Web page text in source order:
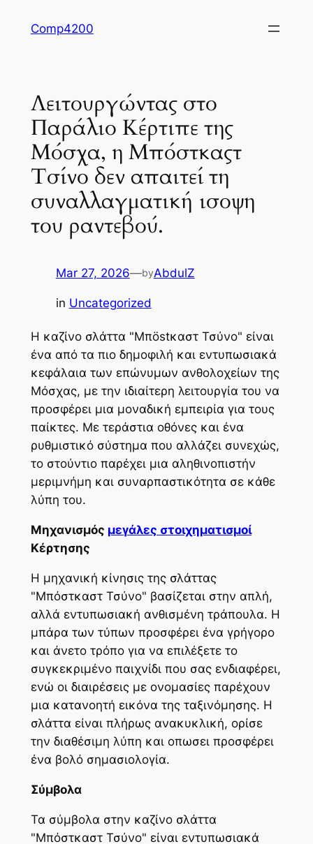
Comp4200
Λειτουργώντας στο
Παράλιο Κέρτιπε της
Μόσχα, η Μπόστκαςτ
Τσίνο δεν απαιτεί τη
συναλλαγματική ισοψη
του ραντεβού.
Mar 27, 2026—byAbdulZ
in Uncategorized
Η καζίνο σλάττα "Μπöstκαστ Τσύνο" είναι
ένα από τα πιο δημοφιλή και εντυπωσιακά
κεφάλαια των επώνυμων ανθολοχείων της
Μόσχας, με την ιδιαίτερη λειτουργία του να
προσφέρει μια μοναδική εμπειρία για τους
παίκτες. Με τεράστια οθόνες και ένα
ρυθμιστικό σύστημα που αλλάζει συνεχώς,
το στούντιο παρέχει μια αληθινοπιστήν
μεριμνήμη και συναρπαστικότητα σε κάθε
λύπη του.
Μηχανισμός μεγάλες στοιχηματισμοί
Κέρτησης
Η μηχανική κίνησις της σλάττας
"Μπόστκαστ Τσύνο" βασίζεται στην απλή,
αλλά εντυπωσιακή ανθισμένη τράπουλα. Η
μπάρα των τύπων προσφέρει ένα γρήγορο
και άνετο τρόπο για να επιλέξετε το
συγκεκριμένο παιχνίδι που σας ενδιαφέρει,
ενώ οι διαιρέσεις με ονομασίες παρέχουν
μια κατανοητή εικόνα της ταξινόμησης. Η
σλάττα είναι πλήρως ανακυκλική, ορίσε
την διαθέσιμη λύπη και οπωσει προσφέρει
ένα βολό σημασιολογία.
Σύμβολα
Τα σύμβολα στην καζίνο σλάττα
"Μπόστκαστ Τσύνο" είναι εντυπωσιακά